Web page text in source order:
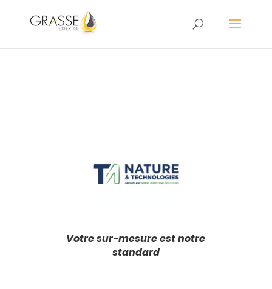
Votre sur-mesure est notre
standard